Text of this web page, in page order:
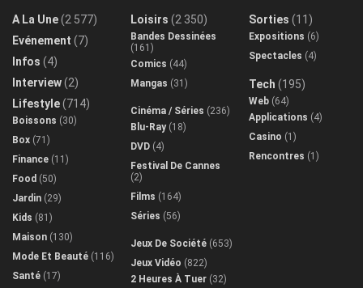
A La Une(2 577)
Evénement (7)
Infos (4)
Interview(2)
Lifestyle(714)
Boissons (30)
Box (71)
Finance (11)
Food (50)
Jardin (29)
Kids (81)
Maison (130)
Mode Et Beauté (116)
Santé (17)
Loisirs (2 350)
Bandes Dessinées
(161)
Comics (44)
Mangas (31)
Cinéma / Séries (236)
Blu-Ray(18)
DVD (4)
Festival De Cannes
(2)
Films (164)
Séries (56)
Jeux De Société (653)
Jeux Vidéo (822)
2 Heures À Tuer (32)
Sorties (11)
Expositions (6)
Spectacles (4)
Tech (195)
Web (64)
Applications (4)
Casino (1)
Rencontres (1)